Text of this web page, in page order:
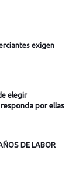
exigen
elegir
por ellas
DE LABOR